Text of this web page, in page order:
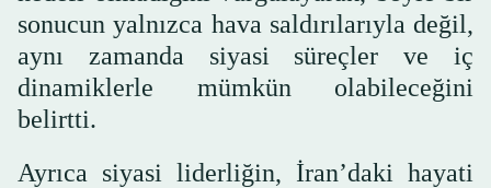
sonucun yalnızca hava saldırılarıyla değil,
aynı zamanda siyasi süreçler ve iç
dinamiklerle mümkün olabileceğini
belirtti.
Ayrıca siyasi liderliğin, İran’daki hayati